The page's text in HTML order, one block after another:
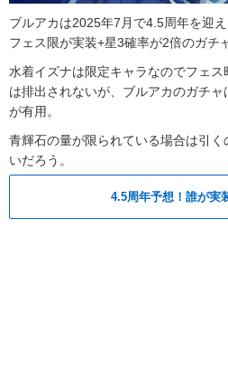
ブルアカは2025年7月で4.5周年を迎
フェス限が実装+星3確率が2倍のガチ
水着イズナは限定キャラなのでフェ
は排出されないが、ブルアカのガチ
が有用。
青輝石の量が限られている場合は引
いだろう。
4.5周年予想！誰が実